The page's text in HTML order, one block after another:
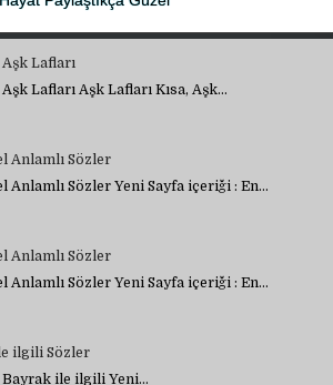
Lafları
Lafları Aşk Lafları Kısa, Aşk…
Anlamlı Sözler
Anlamlı Sözler Yeni Sayfa içeriği : En…
Anlamlı Sözler
Anlamlı Sözler Yeni Sayfa içeriği : En…
ilgili Sözler
Bayrak ile ilgili Yeni…